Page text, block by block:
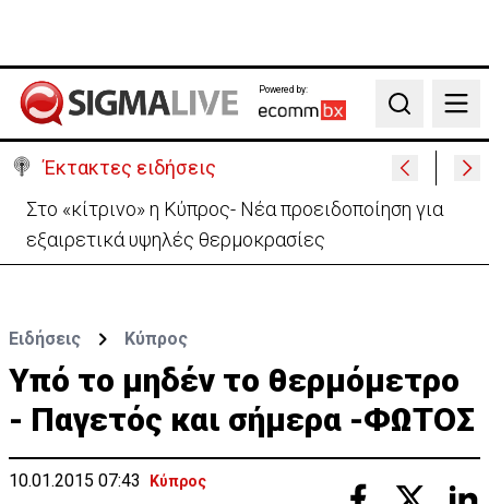
Powered by:
Search
Έκτακτες ειδήσεις
Στο «κίτρινο» η Κύπρος- Νέα προειδοποίηση για
εξαιρετικά υψηλές θερμοκρασίες
Ειδήσεις Κύπρος
Υπό το μηδέν το θερμόμετρο
- Παγετός και σήμερα -ΦΩΤΟΣ
10.01.2015 07:43 Κύπρος